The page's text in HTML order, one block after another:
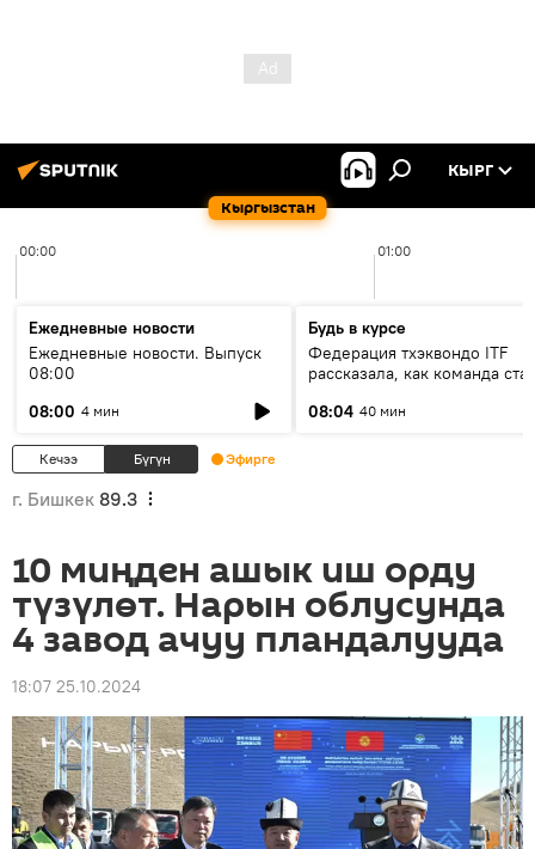
Кыргызстан
КЫРГ
00:00 01:00
Ежедневные новости
Ежедневные новости. Выпуск
08:00
08:00 4 мин
Будь в курсе
Федерация тхэквондо ITF
рассказала, как команда
08:04 40 мин
Кечээ Бүгүн Эфирге
г. Бишкек 89.3
10 миңден ашык иш орду
түзүлөт. Нарын облусунда
4 завод ачуу пландалууда
18:07 25.10.2024